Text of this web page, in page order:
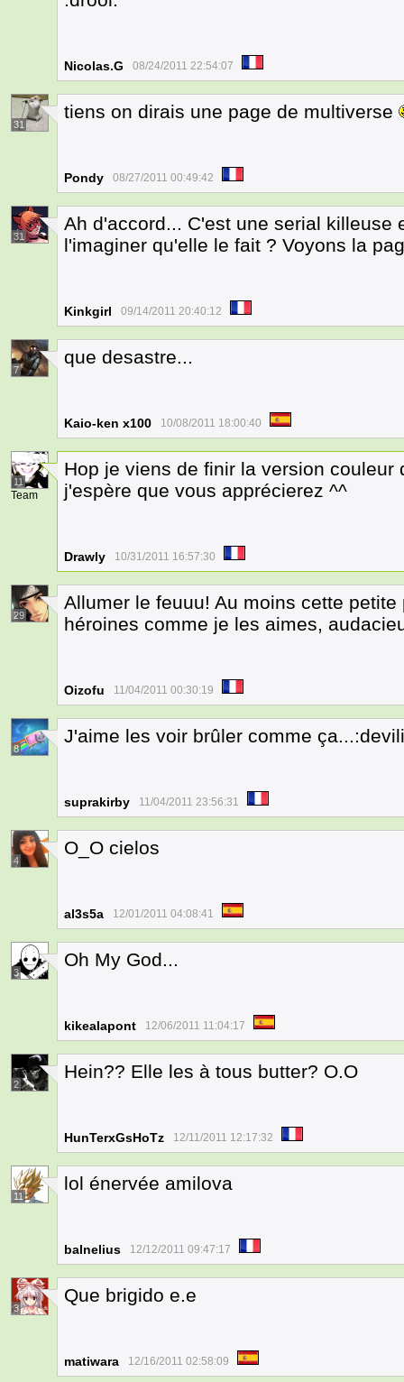
Nicolas.G 08/24/2011 22:54:07
31
tiens on dirais une page de multiverse
Pondy 08/27/2011 00:49:42
31
Ah d'accord... C'est une serial killeuse
l'imaginer qu'elle le fait ? Voyons la
Kinkgirl 09/14/2011 20:40:12
7
que desastre...
Kaio-ken x100 10/08/2011 18:00:40
11
Team
Hop je viens de finir la version couleur
j'espère que vous apprécierez ^^
Drawly 10/31/2011 16:57:30
29
Allumer le feuuu! Au moins cette
héroines comme je les aimes,
Oizofu 11/04/2011 00:30:19
8
J'aime les voir brûler comme
suprakirby 11/04/2011 23:56:31
4
O_O cielos
al3s5a 12/01/2011 04:08:41
3
Oh My God...
kikealapont 12/06/2011 11:04:17
2
Hein?? Elle les à tous butter? O.O
HunTerxGsHoTz 12/11/2011 12:17:32
11
lol énervée amilova
balnelius 12/12/2011 09:47:17
3
Que brigido e.e
matiwara 12/16/2011 02:58:09